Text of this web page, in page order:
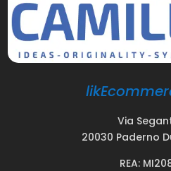
Via
20030 Paderno
REA: